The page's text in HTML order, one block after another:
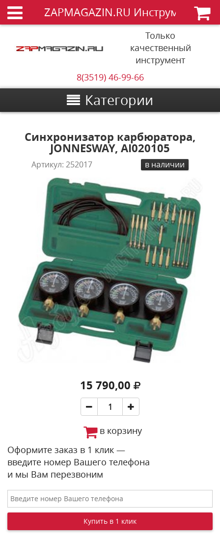
ZAPMAGAZIN.RU Инструменты
Только
качественный
инструмент
8(3519) 46-99-66
Категории
Синхронизатор карбюратора,
JONNESWAY, AI020105
Артикул:252017 в наличии
15 790,00
в корзину
Оформите заказ в 1 клик —
введите номер Вашего телефона
и мы Вам перезвоним